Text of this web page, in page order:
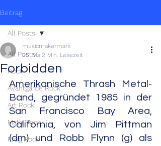
Beitrag
All Posts
Rock
Avantgarde Rock
Art Rock
Math Rock
Prog Rock
All Posts
Forbidden
musicmakermark
25. Mai2 Min. Lesezeit
Amerikanische Thrash Metal-
Band, gegründet 1985 in der
San Francisco Bay Area,
California, von Jim Pittman
(dm) und Robb Flynn (g) als